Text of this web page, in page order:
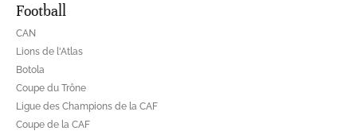
Football
CAN
Lions de l'Atlas
Botola
Coupe du Trône
Ligue des Champions de la CAF
Coupe de la CAF